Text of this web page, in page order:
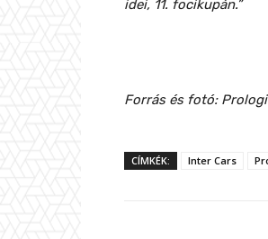
idei, 11. focikupán.”
Forrás és fotó:
CÍMKÉK: Inter Cars